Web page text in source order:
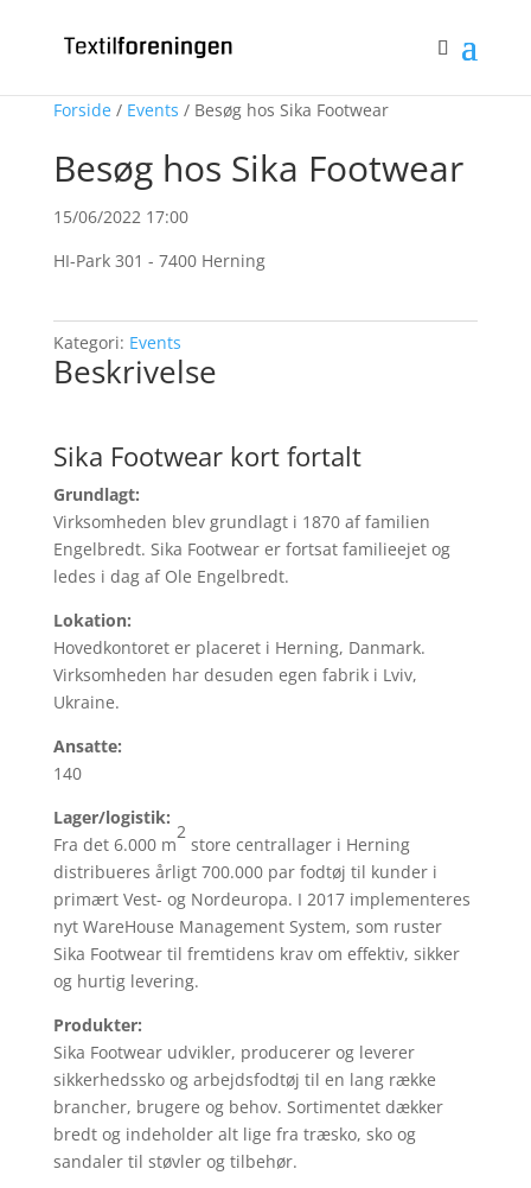
Forside/ Events / Besøg hos Sika Footwear
Besøg hos Sika Footwear
15/06/2022 17:00
HI-Park 301 - 7400 Herning
Kategori: Events
Beskrivelse
Sika Footwear kort fortalt
Grundlagt:
Virksomheden blev grundlagt i 1870 af familien
Engelbredt. Sika Footwear er fortsat familieejet og
ledes i dag af Ole Engelbredt.
Lokation:
Hovedkontoret er placeret i Herning, Danmark.
Virksomheden har desuden egen fabrik i Lviv,
Ukraine.
Ansatte:
140
Lager/logistik:
Fra det 6.000 m
2
store centrallager i Herning
distribueres årligt 700.000 par fodtøj til kunder i
primært Vest- og Nordeuropa. I 2017 implementeres
nyt WareHouse Management System, som ruster
Sika Footwear til fremtidens krav om effektiv, sikker
og hurtig levering.
Produkter:
Sika Footwear udvikler, producerer og leverer
sikkerhedssko og arbejdsfodtøj til en lang række
brancher, brugere og behov. Sortimentet dækker
bredt og indeholder alt lige fra træsko, sko og
sandaler til støvler og tilbehør.